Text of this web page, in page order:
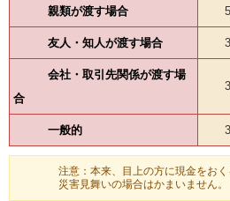
親類が渡す場合
友人・知人が渡す場合
会社・取引先関係が渡す場
合
一般的
注意：本来、目上の方に現金をおく
災害見舞いの場合はかまいません。